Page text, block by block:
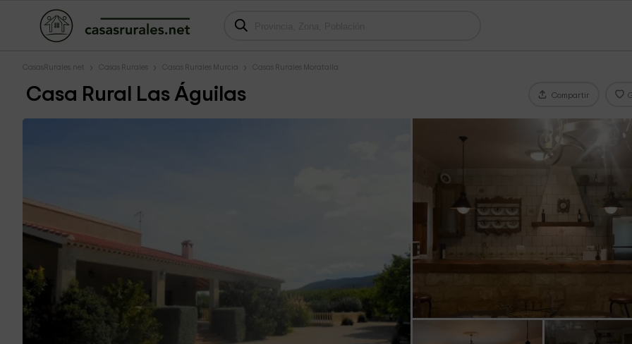
CasasRurales.net Casas Rurales Casas Rurales Murcia Casas Rurales Moratalla
Casa Rural Las Águilas Compartir